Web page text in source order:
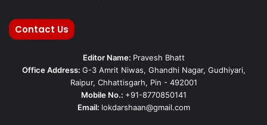
Contact Us
Editor Name: Pravesh Bhatt
Office Address: G-3 Amrit Niwas, Ghandhi Nagar, Gudhiyari,
Raipur, Chhattisgarh, Pin - 492001
Mobile No.: +91-8770850141
Email: lokdarshaan@gmail.com